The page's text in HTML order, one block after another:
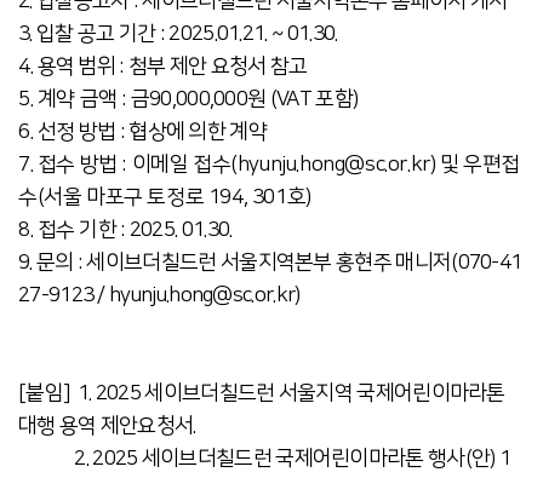
3. 입찰 공고 기간 : 2025.01.21. ~ 01.30.
4. 용역 범위 : 첨부 제안 요청서 참고
5. 계약 금액 : 금90,000,000원 (VAT 포함)
6. 선정 방법 : 협상에 의한 계약
7. 접수 방법 : 이메일 접수(hyunju.hong@sc.or.kr) 및 우편접
수(서울 마포구 토정로 194, 301호)
8. 접수 기한: 2025. 01.30.
9. 문의 :세이브더칠드런 서울지역본부 홍현주 매니저(070-41
27-9123/ hyunju.hong@sc.or.kr)
[붙임] 1. 2025 세이브더칠드런 서울지역 국제어린이마라톤
대행 용역 제안요청서.
2. 2025 세이브더칠드런 국제어린이마라톤 행사(안) 1